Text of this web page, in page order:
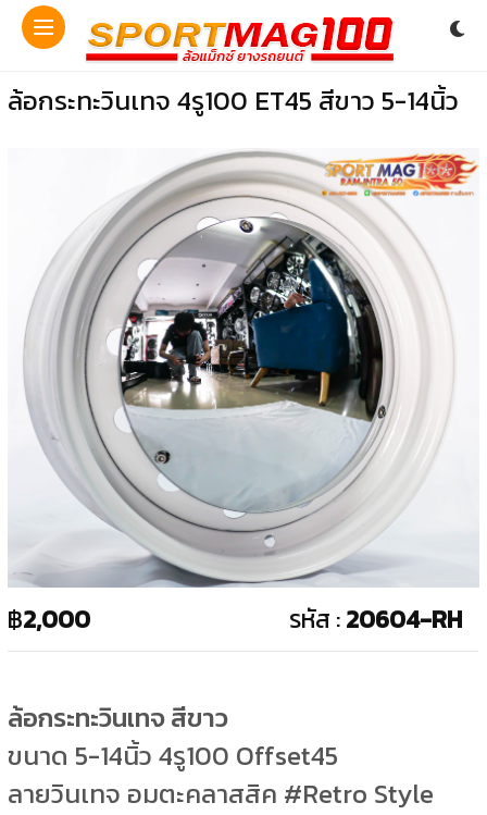
ล้อกระทะวินเทจ 4รู100 ET45 สีขาว 5-14นิ้ว
฿2,000 รหัส :20604-RH
ล้อกระทะวินเทจ สีขาว
ขนาด 5-14นิ้ว 4รู100 Offset45
ลายวินเทจ อมตะคลาสสิค #Retro Style